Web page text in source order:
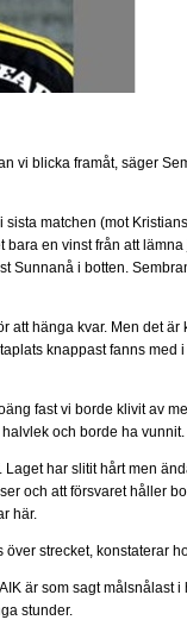
vi blicka framåt, säger
matchen (mot
bara en vinst från att
Sunnanå i botten.
att hänga kvar. Men det är
knappast fanns med
fast vi borde klivit av
och borde ha vunnit.
har slitit hårt men
och att försvaret håller
här.
strecket, konstaterar
är som sagt målsnålast
stunder.